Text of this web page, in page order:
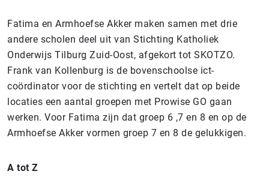
Fatima en Armhoefse Akker maken samen met drie
andere scholen deel uit van Stichting Katholiek
Onderwijs Tilburg Zuid-Oost, afgekort tot SKOTZO.
Frank van Kollenburg is de bovenschoolse ict-
coördinator voor de stichting en vertelt dat op beide
locaties een aantal groepen met Prowise GO gaan
werken. Voor Fatima zijn dat groep 6 ,7 en 8 en op de
Armhoefse Akker vormen groep 7 en 8 de gelukkigen.
A tot Z